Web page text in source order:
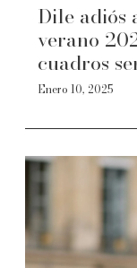
Dile adiós
verano
cuadros
Enero 10, 2025